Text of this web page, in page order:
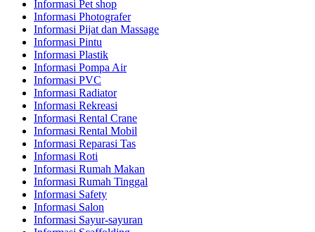
Informasi Pet shop
Informasi Photografer
Informasi Pijat dan Massage
Informasi Pintu
Informasi Plastik
Informasi Pompa Air
Informasi PVC
Informasi Radiator
Informasi Rekreasi
Informasi Rental Crane
Informasi Rental Mobil
Informasi Reparasi Tas
Informasi Roti
Informasi Rumah Makan
Informasi Rumah Tinggal
Informasi Safety
Informasi Salon
Informasi Sayur-sayuran